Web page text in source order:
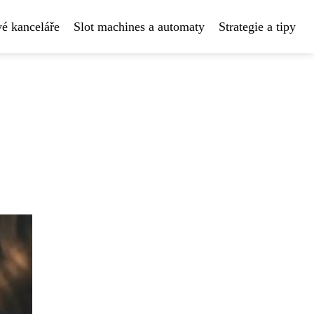
kanceláře Slot machines a automaty Strategie a tipy